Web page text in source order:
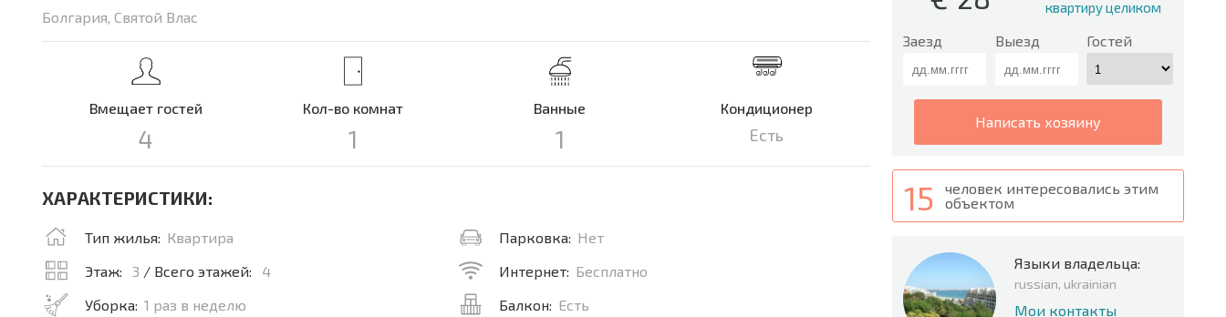
квартиру целиком
Заезд Выезд Гостей
написать хозяину
15
человек интересовались этим
объектом
Языки владельца:
russian, ukrainian
Мои контакты
Болгария, Святой Влас
Вмещает гостей
4
Кол-во комнат
1
Ванные
1
Кондиционер
Есть
ХАРАКТЕРИСТИКИ:
Тип жилья: Квартира
Этаж:
3 / Всего этажей:
4
Уборка: 1 раз в неделю
Парковка: Нет
Интернет: Бесплатно
Балкон: Есть